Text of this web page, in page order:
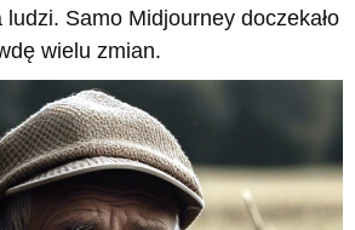
Samo Midjourney doczekało
wielu zmian.